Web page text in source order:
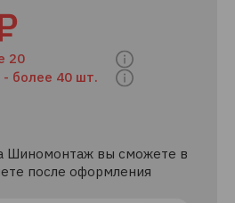
20
- более 40 шт.
Шиномонтаж вы сможете в
после оформления